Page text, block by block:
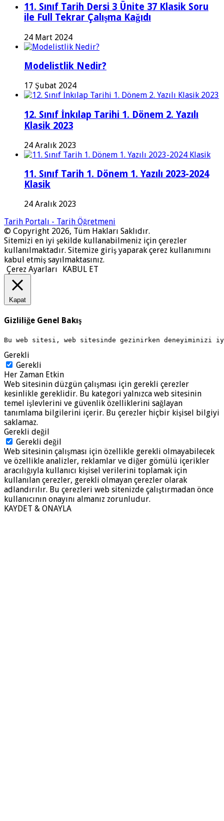
11. Sınıf Tarih Dersi 3 Ünite 37 Klasik Soru
ile Full Tekrar Çalışma Kağıdı
24 Mart 2024
Modelistlik Nedir?
17 Şubat 2024
12. Sınıf İnkılap Tarihi 1. Dönem 2. Yazılı
Klasik 2023
24 Aralık 2023
11. Sınıf Tarih 1. Dönem 1. Yazılı 2023-2024
Klasik
24 Aralık 2023
Tarih Portalı - Tarih Öğretmeni
© Copyright 2026, Tüm Hakları Saklıdır.
Sitemizi en iyi şekilde kullanabilmeniz için çerezler
kullanılmaktadır. Sitemize giriş yaparak çerez kullanımını
kabul etmiş sayılmaktasınız.
Çerez Ayarları
KABUL ET
Kapat
Gizliliğe Genel Bakış
Bu web sitesi, web sitesinde gezinirken deneyiminizi
Gerekli
Gerekli
Her Zaman Etkin
Web sitesinin düzgün çalışması için gerekli çerezler
kesinlikle gereklidir. Bu kategori yalnızca web sitesinin
temel işlevlerini ve güvenlik özelliklerini sağlayan
tanımlama bilgilerini içerir. Bu çerezler hiçbir kişisel bilgiyi
saklamaz.
Gerekli değil
Gerekli değil
Web sitesinin çalışması için özellikle gerekli olmayabilecek
ve özellikle analizler, reklamlar ve diğer gömülü içerikler
aracılığıyla kullanıcı kişisel verilerini toplamak için
kullanılan çerezler, gerekli olmayan çerezler olarak
adlandırılır. Bu çerezleri web sitenizde çalıştırmadan önce
kullanıcının onayını almanız zorunludur.
KAYDET & ONAYLA